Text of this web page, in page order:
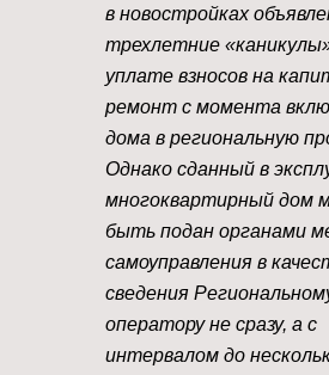
в новостройках
трехлетние
уплате взносов на
ремонт с момента
дома в региональную
Однако сданный в
многоквартирный дом
быть подан органами
самоуправления в
сведения
оператору не сразу, а с
интервалом до